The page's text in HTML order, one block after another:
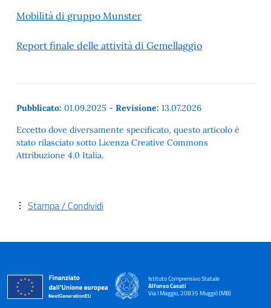
Mobilità di gruppo Munster
Report finale delle attività di Gemellaggio
Pubblicato: 01.09.2025 - Revisione: 13.07.2026
Eccetto dove diversamente specificato, questo articolo è
stato rilasciato sotto Licenza Creative Commons
Attribuzione 4.0 Italia.
Stampa / Condividi
Istituto Comprensivo Statale
Alfonso Casati
Via I Maggio, 20835 Muggiò (MB)